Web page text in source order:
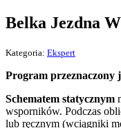
Belka Jezdna
Kategoria: Ekspert
Program przeznaczony
Schematem statycznym
wsporników. Podczas
lub ręcznym (wciągniki